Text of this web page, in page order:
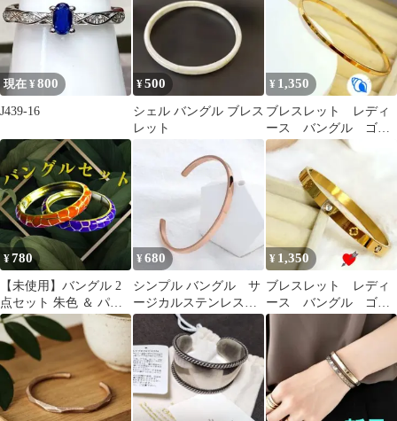
現在 ¥800
J439-16
¥500
シェル バングル ブレス
レット
¥ 1,350
ブレスレット レディ
ース バングル ゴー
ルド細め ステンレス
¥780
【未使用】バングル 2
点セット 朱色 ＆ パー
プル 紫 ヴィンテージ
¥680
シンプル バングル サ
ージカルステンレス
ゴールド シルバー
ローズゴールド
¥ 1,350
ブレスレット レディ
ース バングル ゴー
ルドヴィンテージ ス
トリート ブランド